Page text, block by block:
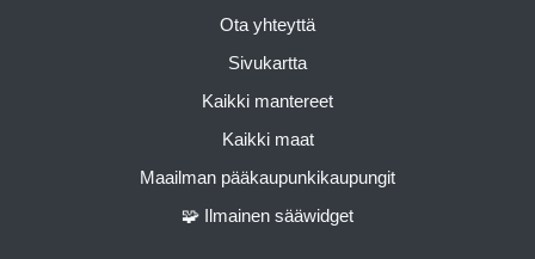
Ota yhteyttä
Sivukartta
Kaikki mantereet
Kaikki maat
Maailman pääkaupunkikaupungit
🧩 Ilmainen sääwidget